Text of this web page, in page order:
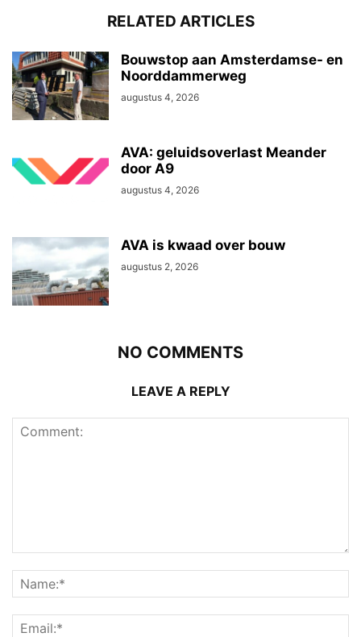
RELATED ARTICLES
Bouwstop aan Amsterdamse- en
Noorddammerweg
augustus 4, 2026
AVA: geluidsoverlast Meander
door A9
augustus 4, 2026
AVA is kwaad over bouw
augustus 2, 2026
NO COMMENTS
LEAVE A REPLY